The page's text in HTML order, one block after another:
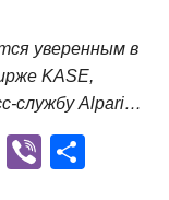
уверенным в
KASE,
службу Alpari…
M
Vi